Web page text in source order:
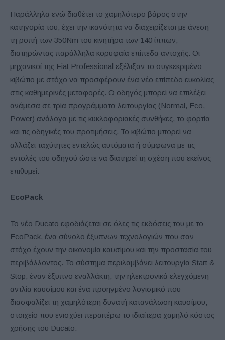
Παράλληλα ενώ διαθέτει το χαμηλότερο βάρος στην
κατηγορία του, έχει την ικανότητα να διαχειρίζεται με άνεση
τη ροπή των 350Nm του κινητήρα των 140 ίππων,
διατηρώντας παράλληλα κορυφαία επίπεδα αντοχής. Οι
μηχανικοί της Fiat Professional εξέλιξαν το συγκεκριμένο
κιβώτιο με στόχο να προσφέρουν ένα νέο επίπεδο ευκολίας
στις καθημερινές μεταφορές. Ο οδηγός μπορεί να επιλέξει
ανάμεσα σε τρία προγράμματα λειτουργίας (Normal, Eco,
Power) ανάλογα με τις κυκλοφοριακές συνθήκες, το φορτία
και τις οδηγικές του προτιμήσεις. Το κιβώτιο μπορεί να
αλλάζει ταχύτητες εντελώς αυτόματα ή σύμφωνα με τις
εντολές του οδηγού ώστε να διατηρεί τη σχέση που εκείνος
επιθυμεί.
EcoPack
Το νέο Ducato εφοδιάζεται σε όλες τις εκδόσεις του με το
EcoPack, ένα σύνολο έξυπνων τεχνολογιών που σαν
στόχο έχουν την οικονομία καυσίμου και την προστασία του
περιβάλλοντος. Το σύστημα περιλαμβάνει λειτουργία Start &
Stop, έναν έξυπνο εναλλάκτη, την ηλεκτρονικά ελεγχόμενη
αντλία καυσίμου και ένα προηγμένο λογισμικό που
διασφαλίζει τη χαμηλότερη δυνατή κατανάλωση καυσίμου,
στοιχείο που ενισχύει περαιτέρω το ιδιαίτερα χαμηλό κόστος
χρήσης του Ducato.